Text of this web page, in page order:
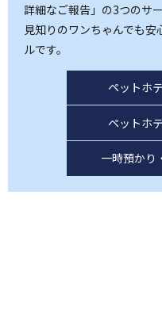
詳細なご報告」の3つのサ
見知りのワンちゃんでも
ルです。
ペットホ
ペットホ
一時預かり